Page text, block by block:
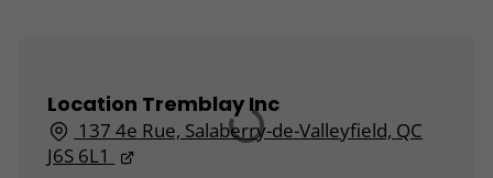
Location Tremblay Inc
137 4e Rue, Salaberry-de-Valleyfield, QC
J6S 6L1